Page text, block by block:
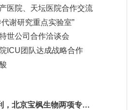
医院、天坛医院合作交流
谢研究重点实验室”
世公司合作洽谈会
ICU团队达成战略合作
，北京宝枫生物两项专…